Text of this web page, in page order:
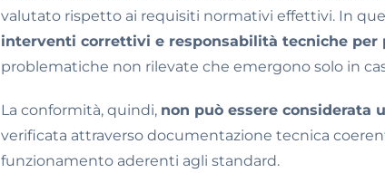
valutato rispetto ai requisiti normativi effettivi. In
interventi correttivi e responsabilità tecniche
problematiche non rilevate che emergono solo in
La conformità, quindi, non può essere considerata
verificata attraverso documentazione tecnica
funzionamento aderenti agli standard.